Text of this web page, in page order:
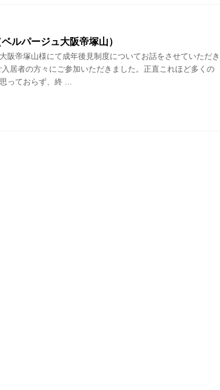
ルパージュ大阪帝塚山）
阪帝塚山様にて成年後見制度についてお話をさせていただき
居者の方々にご参加いただきました。正直これほど多くの
っておらず、終 ...